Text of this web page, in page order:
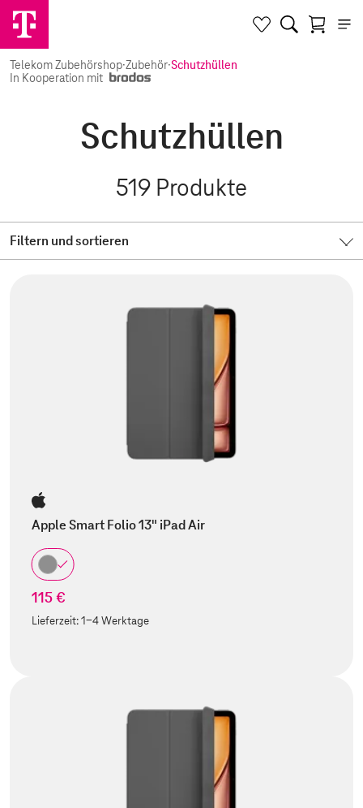
Telekom Zubehörshop·Zubehör·Schutzhüllen
In Kooperation mit
Schutzhüllen
519 Produkte
Filtern und sortieren
Apple Smart Folio 13" iPad Air
115 €
Lieferzeit:1-4 Werktage